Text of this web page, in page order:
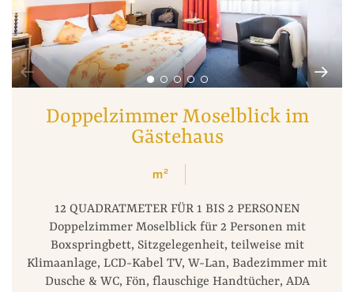
Doppelzimmer Moselblick im
Gästehaus
m²
12 QUADRATMETER FÜR 1 BIS 2 PERSONEN
Doppelzimmer Moselblick für 2 Personen mit
Boxspringbett, Sitzgelegenheit, teilweise mit
Klimaanlage, LCD-Kabel TV, W-Lan, Badezimmer mit
Dusche & WC, Fön, flauschige Handtücher, ADA